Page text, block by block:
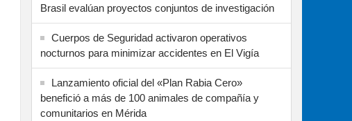
Brasil evalúan proyectos conjuntos de investigación
Cuerpos de Seguridad activaron operativos
nocturnos para minimizar accidentes en El Vigía
Lanzamiento oficial del «Plan Rabia Cero»
benefició a más de 100 animales de compañía y
comunitarios en Mérida